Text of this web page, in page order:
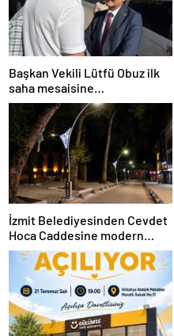
Başkan Vekili Lütfü Obuz ilk
saha mesaisine
Bekirdere’den başladı
İzmit Belediyesinden Cevdet
Hoca Caddesine modern
kaldırım ve aydınlatma